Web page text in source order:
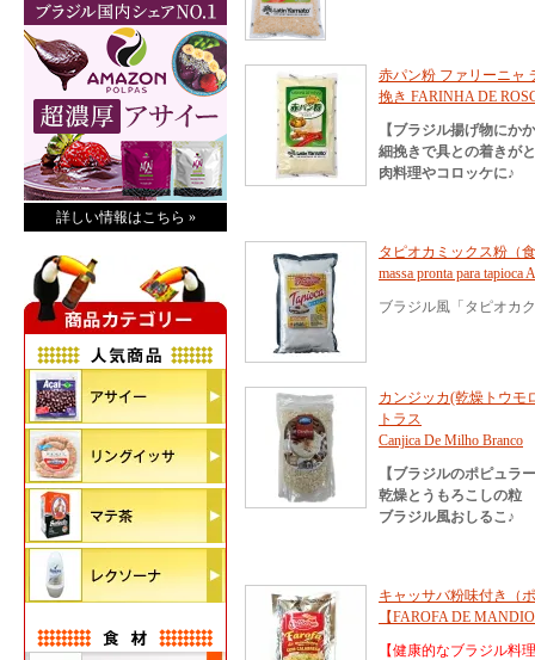
詳しい情報はこちら »
赤パン粉 ファリーニャ
挽き FARINHA DE
【ブラジル揚げ物にか
細挽きで具との着きが
肉料理やコロッケに♪
タピオカミックス粉（
massa pronta para
ブラジル風「タピオカ
カンジッカ(乾燥トウモ
トラス
Canjica De Milho Branco
【ブラジルのポピュラ
乾燥とうもろこしの粒
ブラジル風おしるこ♪
キャッサバ粉味付き（
【FAROFA DE
【健康的なブラジル料